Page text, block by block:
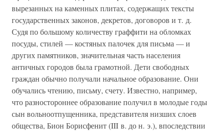
вырезанных на каменных плитах, содержащих тексты
государственных законов, декретов, договоров и т. д.
Судя по большому количеству граффити на обломках
посуды, стилей — костяных палочек для письма — и
других памятников, значительная часть населения
античных городов была грамотной. Дети свободных
граждан обычно получали начальное образование. Они
обучались чтению, письму, счету. Известно, например,
что разностороннее образование получил в молодые годы
сын вольноотпущенника, представителя низших слоев
общества, Бион Борисфенит (III в. до н. э.), впоследствии